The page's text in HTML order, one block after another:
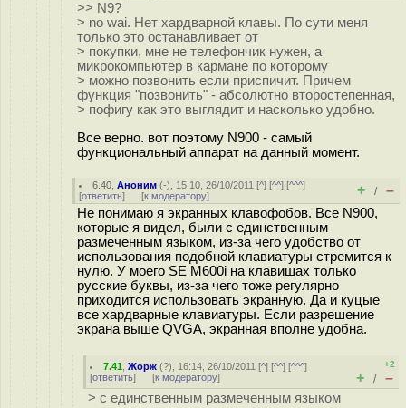
>> N9?
> no wai. Нет хардварной клавы. По сути меня
только это останавливает от
> покупки, мне не телефончик нужен, а
микрокомпьютер в кармане по которому
> можно позвонить если приспичит. Причем
функция "позвонить" - абсолютно второстепенная,
> пофигу как это выглядит и насколько удобно.
Все верно. вот поэтому N900 - самый
функциональный аппарат на данный момент.
6.40 ,Аноним (-), 15:10, 26/10/2011 [^] [^^] [^^^]
[ответить] [к модератору] + / –
Не понимаю я экранных клавофобов. Все N900,
которые я видел, были с единственным
размеченным языком, из-за чего удобство от
использования подобной клавиатуры стремится к
нулю. У моего SE M600i на клавишах только
русские буквы, из-за чего тоже регулярно
приходится использовать экранную. Да и куцые
все хардварные клавиатуры. Если разрешение
экрана выше QVGA, экранная вполне удобна.
7.41 ,Жорж (?), 16:14, 26/10/2011 [^] [^^] [^^^]
[ответить] [к модератору]
+2
+ / –
> с единственным размеченным языком